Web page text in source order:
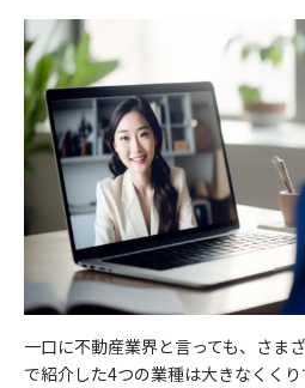
一口に不動産業界と言っても、さま
で紹介した4つの業種は大きなくく